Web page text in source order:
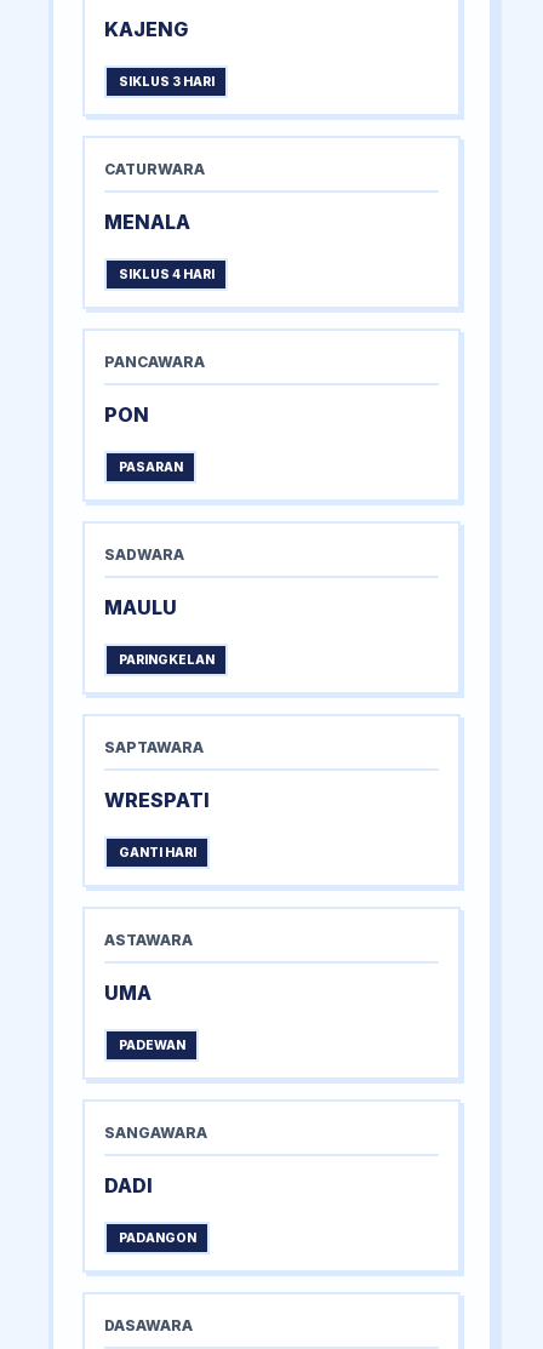
KAJENG
SIKLUS 3 HARI
CATURWARA
MENALA
SIKLUS 4 HARI
PANCAWARA
PON
PASARAN
SADWARA
MAULU
PARINGKELAN
SAPTAWARA
WRESPATI
GANTI HARI
ASTAWARA
UMA
PADEWAN
SANGAWARA
DADI
PADANGON
DASAWARA